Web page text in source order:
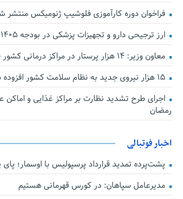
فراخوان دوره کارآموزی فلوشیپ ژنومیکس منتشر
ارز ترجیحی دارو و تجهیزات پزشکی در بودجه ۱۴۰۵ حفظ شد
معاون وزیر: ۱۴ هزار پرستار در مراکز درمانی کشور فعالیت می‌کنند
۱۵ هزار نیروی جدید به نظام سلامت کشور افزوده شد
اجرای طرح تشدید نظارت بر مراکز غذایی و اماکن
رمضان
اخبار فوتبالی
پشت‌پرده تمدید قرارداد پرسپولیس با اوسمار؛
مدیرعامل سپاهان: در کورس قهرمانی هستیم